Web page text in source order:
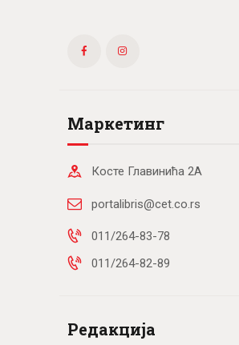
Маркетинг
Косте Главинића 2А
portalibris@cet.co.rs
011/264-83-78
011/264-82-89
Редакција